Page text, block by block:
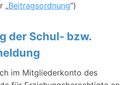
„Beitragsordnung“)​
der Schul- bzw.
im Mitgliederkonto des